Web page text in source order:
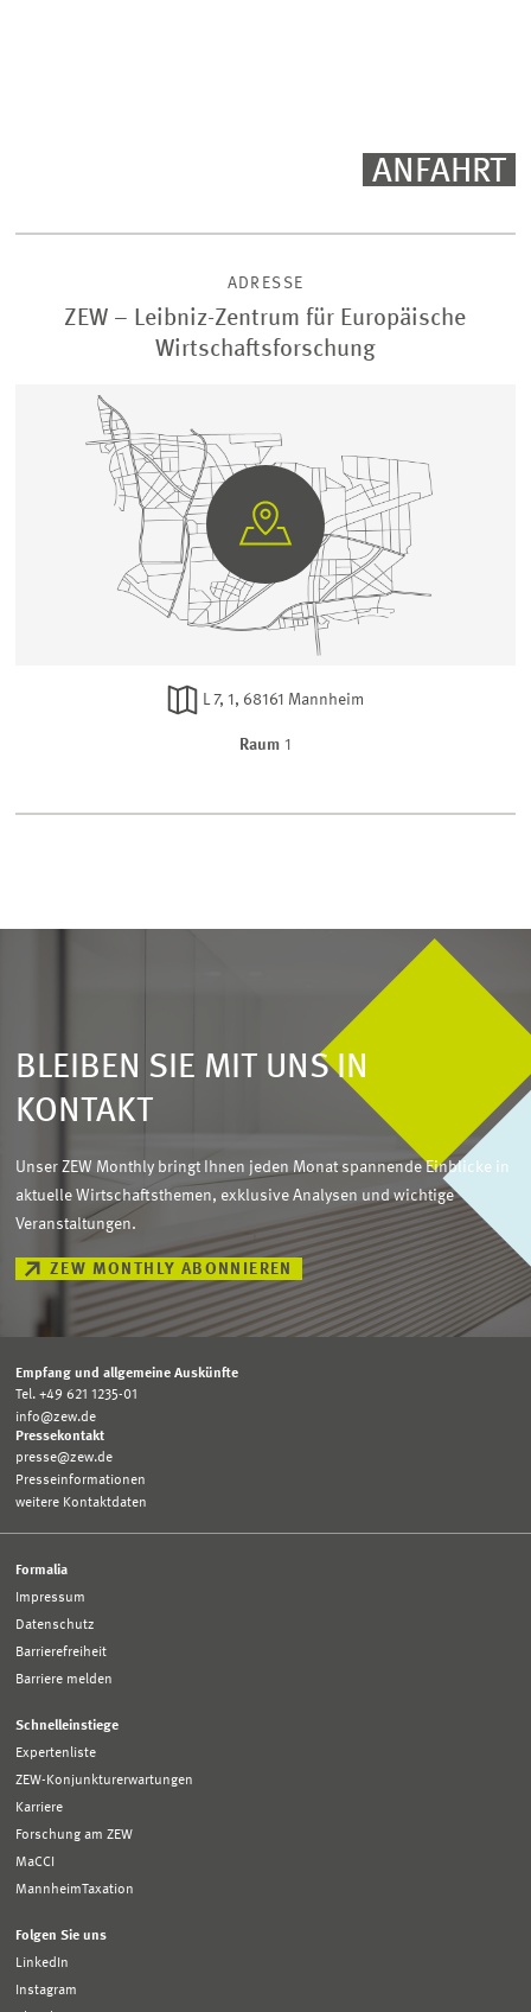
ANFAHRT
ADRESSE
ZEW – Leibniz-Zentrum für Europäische
Wirtschaftsforschung
GEHE
AUF
GOOGLE
MAPS
L 7, 1, 68161 Mannheim
Raum 1
BLEIBEN SIE MIT UNS IN
KONTAKT
Unser ZEW Monthly bringt Ihnen jeden Monat spannende Einblicke in
aktuelle Wirtschaftsthemen, exklusive Analysen und wichtige
Veranstaltungen.
ZEW MONTHLY ABONNIEREN
Empfang und allgemeine Auskünfte
Tel. +49 621 1235-01
info@zew.de
Pressekontakt
presse@zew.de
Presseinformationen
weitere Kontaktdaten
Formalia
Impressum
Datenschutz
Barrierefreiheit
Barriere melden
Schnelleinstiege
Expertenliste
ZEW-Konjunkturerwartungen
Karriere
Forschung am ZEW
MaCCI
MannheimTaxation
Folgen Sie uns
LinkedIn
Instagram